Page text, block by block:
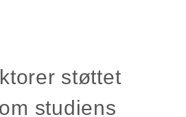
støttet
studiens